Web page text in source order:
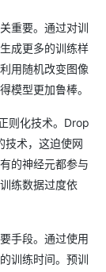
重要。通过对训
成更多的训练样
用随机改变图像
模型更加鲁棒。
则化技术。Drop
技术，这迫使网
的神经元都参与
练数据过度依
手段。通过使用
训练时间。预训